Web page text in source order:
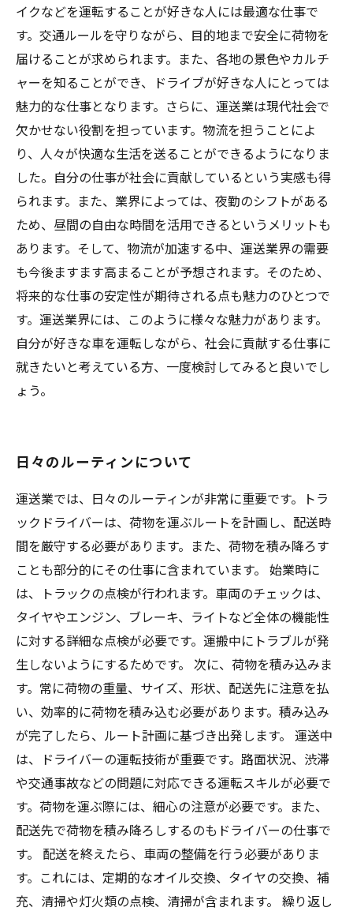
イクなどを運転することが好きな人には最適な仕事で
す。交通ルールを守りながら、目的地まで安全に荷物を
届けることが求められます。また、各地の景色やカルチ
ャーを知ることができ、ドライブが好きな人にとっては
魅力的な仕事となります。さらに、運送業は現代社会で
欠かせない役割を担っています。物流を担うことによ
り、人々が快適な生活を送ることができるようになりま
した。自分の仕事が社会に貢献しているという実感も得
られます。また、業界によっては、夜勤のシフトがある
ため、昼間の自由な時間を活用できるというメリットも
あります。そして、物流が加速する中、運送業界の需要
も今後ますます高まることが予想されます。そのため、
将来的な仕事の安定性が期待される点も魅力のひとつで
す。運送業界には、このように様々な魅力があります。
自分が好きな車を運転しながら、社会に貢献する仕事に
就きたいと考えている方、一度検討してみると良いでし
ょう。
日々のルーティンについて
運送業では、日々のルーティンが非常に重要です。トラ
ックドライバーは、荷物を運ぶルートを計画し、配送時
間を厳守する必要があります。また、荷物を積み降ろす
ことも部分的にその仕事に含まれています。 始業時に
は、トラックの点検が行われます。車両のチェックは、
タイヤやエンジン、ブレーキ、ライトなど全体の機能性
に対する詳細な点検が必要です。運搬中にトラブルが発
生しないようにするためです。 次に、荷物を積み込みま
す。常に荷物の重量、サイズ、形状、配送先に注意を払
い、効率的に荷物を積み込む必要があります。積み込み
が完了したら、ルート計画に基づき出発します。 運送中
は、ドライバーの運転技術が重要です。路面状況、渋滞
や交通事故などの問題に対応できる運転スキルが必要で
す。荷物を運ぶ際には、細心の注意が必要です。また、
配送先で荷物を積み降ろしするのもドライバーの仕事で
す。 配送を終えたら、車両の整備を行う必要がありま
す。これには、定期的なオイル交換、タイヤの交換、補
充、清掃や灯火類の点検、清掃が含まれます。 繰り返し